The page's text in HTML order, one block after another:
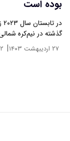
بوده است
گذشته در نیم‌کره
۲۷ اردیبهشت ۱۴۰۳ |